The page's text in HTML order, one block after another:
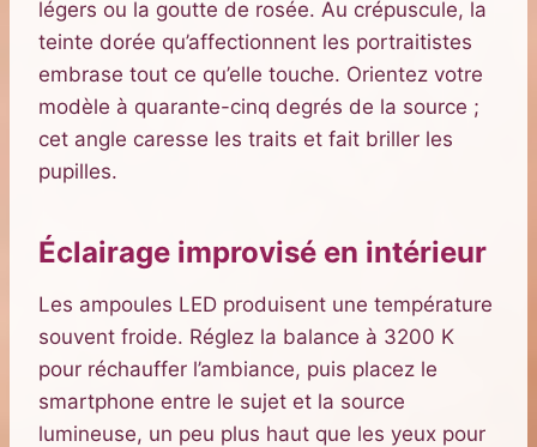
légers ou la goutte de rosée. Au crépuscule, la
teinte dorée qu’affectionnent les portraitistes
embrase tout ce qu’elle touche. Orientez votre
modèle à quarante-cinq degrés de la source ;
cet angle caresse les traits et fait briller les
pupilles.
Éclairage improvisé en intérieur
Les ampoules LED produisent une température
souvent froide. Réglez la balance à 3200 K
pour réchauffer l’ambiance, puis placez le
smartphone entre le sujet et la source
lumineuse, un peu plus haut que les yeux pour